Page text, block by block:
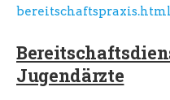
bereitschaftspraxis.html
Jugendärzte